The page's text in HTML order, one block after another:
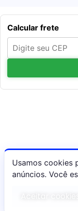
Calcular frete
Usamos cookies
anúncios. Você